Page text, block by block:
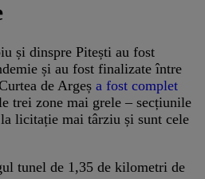
și dinspre Pitești au fost
și au fost finalizate între
de Argeș a fost complet
trei zone mai grele – secțiunile
licitație mai târziu și sunt cele
tunel de 1,35 de kilometri de